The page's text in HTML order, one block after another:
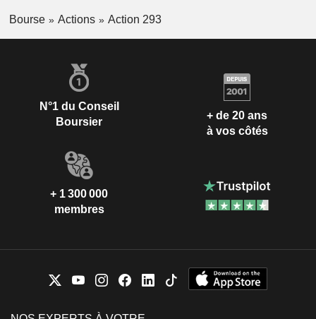
Bourse Actions Action 293
N°1 du Conseil
Boursier
+ de 20 ans
à vos côtés
+ 1 300 000
membres